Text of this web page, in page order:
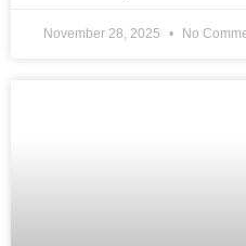
November 28, 2025 No